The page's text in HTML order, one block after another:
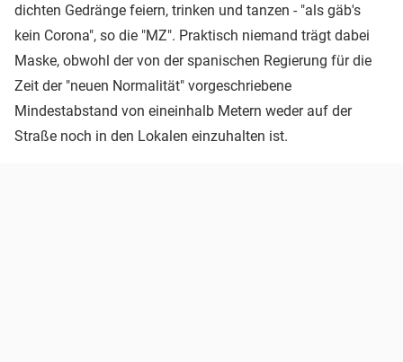
dichten Gedränge feiern, trinken und tanzen - "als gäb's
kein Corona", so die "MZ". Praktisch niemand trägt dabei
Maske, obwohl der von der spanischen Regierung für die
Zeit der "neuen Normalität" vorgeschriebene
Mindestabstand von eineinhalb Metern weder auf der
Straße noch in den Lokalen einzuhalten ist.